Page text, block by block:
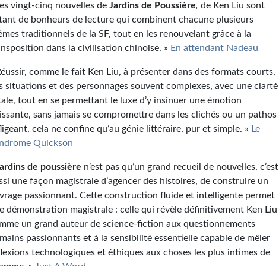
vingt-cinq nouvelles deJardins de Poussière,de Ken Liu sont
de bonheurs de lecture qui combinent chacune plusieurs
traditionnels de la SF, tout en les renouvelant grâce à la
dans la civilisation chinoise. » En attendant Nadeau
comme le fait Ken Liu, à présenter dans des formats courts,
situations et des personnages souvent complexes, avec une clarté
tout en se permettant le luxe d’y insinuer une émotion
sans jamais se compromettre dans les clichés ou un pathos
cela ne confine qu’au génie littéraire, pur et simple. » Le
Quickson
de poussière n’est pas qu’un grand recueil de nouvelles, c’est
une façon magistrale d’agencer des histoires, de construire un
passionnant. Cette construction fluide et intelligente permet
démonstration magistrale : celle qui révèle définitivement Ken Liu
un grand auteur de science-fiction aux questionnements
passionnants et à la sensibilité essentielle capable de mêler
technologiques et éthiques aux choses les plus intimes de